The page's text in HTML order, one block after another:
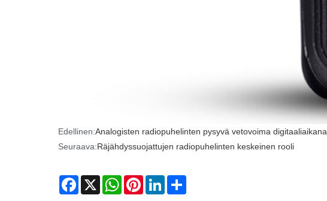
Edellinen:Analogisten radiopuhelinten pysyvä vetovoima digitaaliaikana
Seuraava:Räjähdyssuojattujen radiopuhelinten keskeinen rooli
Facebook
X WhatsAppPinterestLinkedIn